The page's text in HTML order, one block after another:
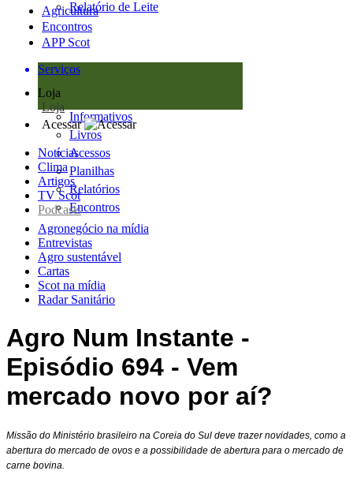
Relatório de Leite
Agricultura
Encontros
APP Scot
Serviços
Loja
Loja
Informativos
Livros
Acessos
Planilhas
Relatórios
Encontros
Acessar
Notícias
Clima
Artigos
TV Scot
Podcasts
Agronegócio na mídia
Entrevistas
Agro sustentável
Cartas
Scot na mídia
Radar Sanitário
Agro Num Instante -
Episódio 694 - Vem
mercado novo por aí?
Missão do Ministério brasileiro na Coreia do Sul deve trazer novidades, como a
abertura do mercado de ovos e a possibilidade de abertura para o mercado de
carne bovina.